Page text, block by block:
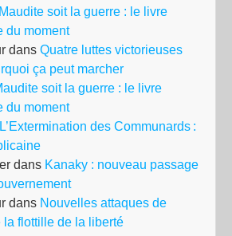
Maudite soit la guerre : le livre
du moment
dans Quatre luttes victorieuses
ça peut marcher
soit la guerre : le livre
du moment
L’Extermination des Communards :
dans Kanaky : nouveau passage
dans Nouvelles attaques de
la flottille de la liberté